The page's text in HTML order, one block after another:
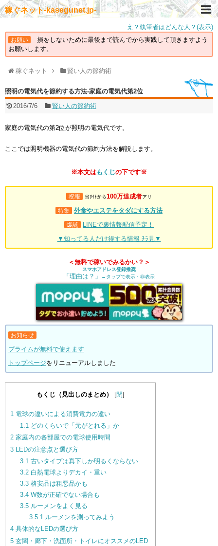
稼ぐネット-kasegunet.jp-
え？執筆者はどんな人？(表示)
お願い
損をしないために最後まで読んでから実践して頂きますよう
お願いします。
稼ぐネット 賢い人の節約術
照明の電気代を節約する方法-家庭の電気代第2位
2016/7/6
賢い人の節約術
家庭の電気代の第2位が照明の電気代です。
ここでは照明機器の電気代の節約方法を解説します。
※本文はもくじの下です※
祝報 当ｻｲﾄから100万達成者アリ
特集 外食やエステをタダにする方法
爆誕
LINEで裏情報配信予定！
▼知ってる人だけ得する情報 ﾁﾗ見▼
＜無料で稼いでみるかい？＞
スマホアドレス登録推奨
「理由は？」 ←タップで表示・非表示
お知らせ
プライムが無料で使えます
トップページをリニューアルしました
もくじ（見出しのまとめ） [閉]
1 電球の違いによる消費電力の違い
1.1 どのくらいで「元がとれる」か
2 家庭内の各部屋での電球使用時間
3 LEDの注意点と選び方
3.1 古いタイプは真下しか明るくならない
3.2白熱電球よりデカイ・重い
3.3格安品は粗悪品かも
3.4W数が正確でない場合も
3.5ルーメンをよく見る
3.5.1 ルーメンを測ってみよう
4 具体的なLEDの選び方
5 玄関・廊下・洗面所・トイレにオススメのLED